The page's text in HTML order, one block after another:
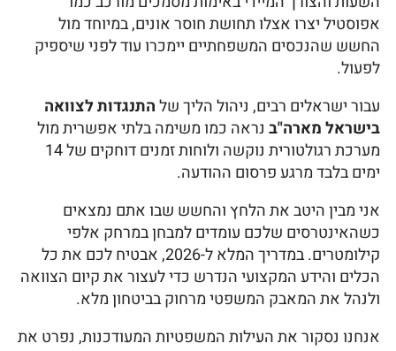
אפוסטיל יצרו אצלו תחושת חוסר אונים, במיוחד מול
החשש שהנכסים המשפחתיים יימכרו עוד לפני שיספיק
לפעול.
עבור ישראלים רבים, ניהול הליך שלהתנגדות לצוואה
בישראל מארה"בנראה כמו משימה בלתי אפשרית מול
מערכת רגולטורית נוקשה ולוחות זמנים דוחקים של 14
ימים בלבד מרגע פרסום ההודעה.
אני מבין היטב את הלחץ והחשש שבו אתם נמצאים
כשהאינטרסים שלכם עומדים למבחן במרחק אלפי
קילומטרים. במדריך המלא ל-2026, אבטיח לכם את כל
הכלים והידע המקצועי הנדרש כדי לעצור את קיום הצוואה
ולנהל את המאבק המשפטי מרחוק בביטחון מלא.
אנחנו נסקור את העילות המשפטיות המעודכנות, נפרט את